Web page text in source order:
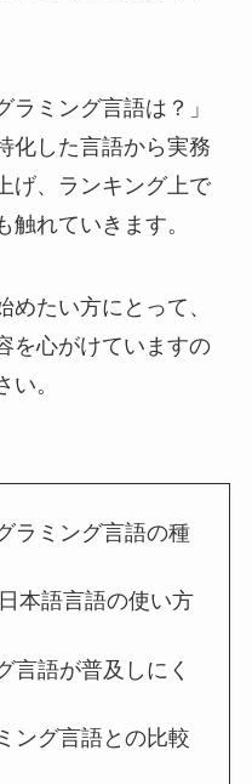
ミング言語は？」
化した言語から実務
げ、ランキング上で
れていきます。
めたい方にとって、
を心がけていますの
。
ラミング言語の種
本語言語の使い方
言語が普及しにく
ング言語との比較